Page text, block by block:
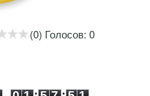
(0) Голосов: 0